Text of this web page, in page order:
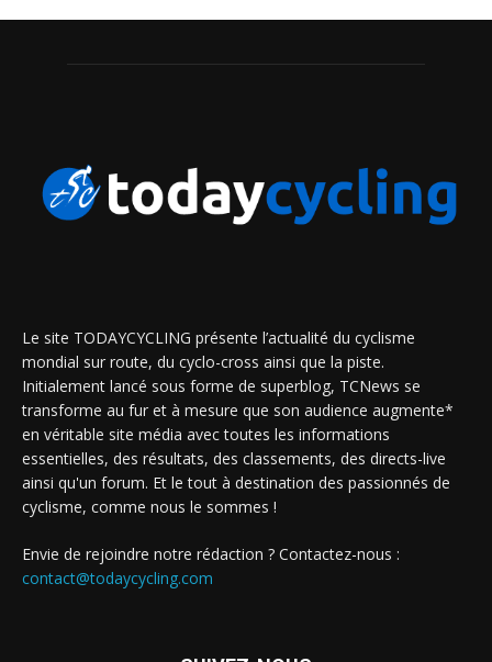
Le site TODAYCYCLING présente l’actualité du cyclisme
mondial sur route, du cyclo-cross ainsi que la piste.
Initialement lancé sous forme de superblog, TCNews se
transforme au fur et à mesure que son audience augmente*
en véritable site média avec toutes les informations
essentielles, des résultats, des classements, des directs-live
ainsi qu'un forum. Et le tout à destination des passionnés de
cyclisme, comme nous le sommes !
Envie de rejoindre notre rédaction ? Contactez-nous :
contact@todaycycling.com